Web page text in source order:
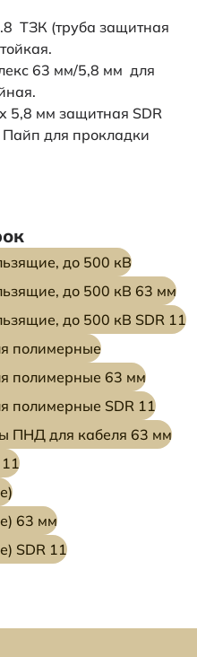
ТЗК (труба защитная
63 мм/5,8 мм для
5,8 мм защитная SDR
для прокладки
до 500 кВ
до 500 кВ 63 мм
до 500 кВ SDR 11
полимерные
полимерные 63 мм
полимерные SDR 11
ПНД для кабеля 63 мм
63 мм
SDR 11